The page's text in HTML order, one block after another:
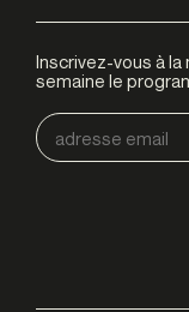
Inscrivez-vous à
semaine le